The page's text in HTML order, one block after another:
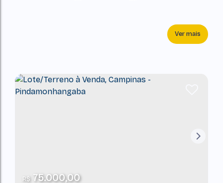
Ver mais
R$75.000,00